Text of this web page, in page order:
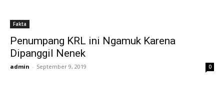
Fakta
Penumpang KRL ini Ngamuk Karena
Dipanggil Nenek
admin - September 9, 2019 0